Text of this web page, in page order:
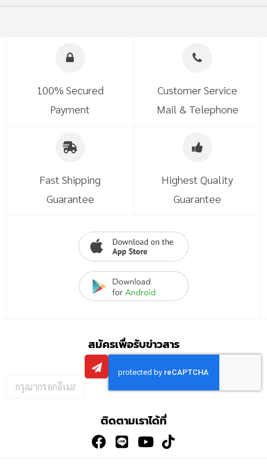
100% Secured
Payment
Customer Service
Mail & Telephone
Fast Shipping
Guarantee
Highest Quality
Guarantee
สมัครเพื่อรับข่าวสาร
อีเมล
ติดตามเราได้ที่